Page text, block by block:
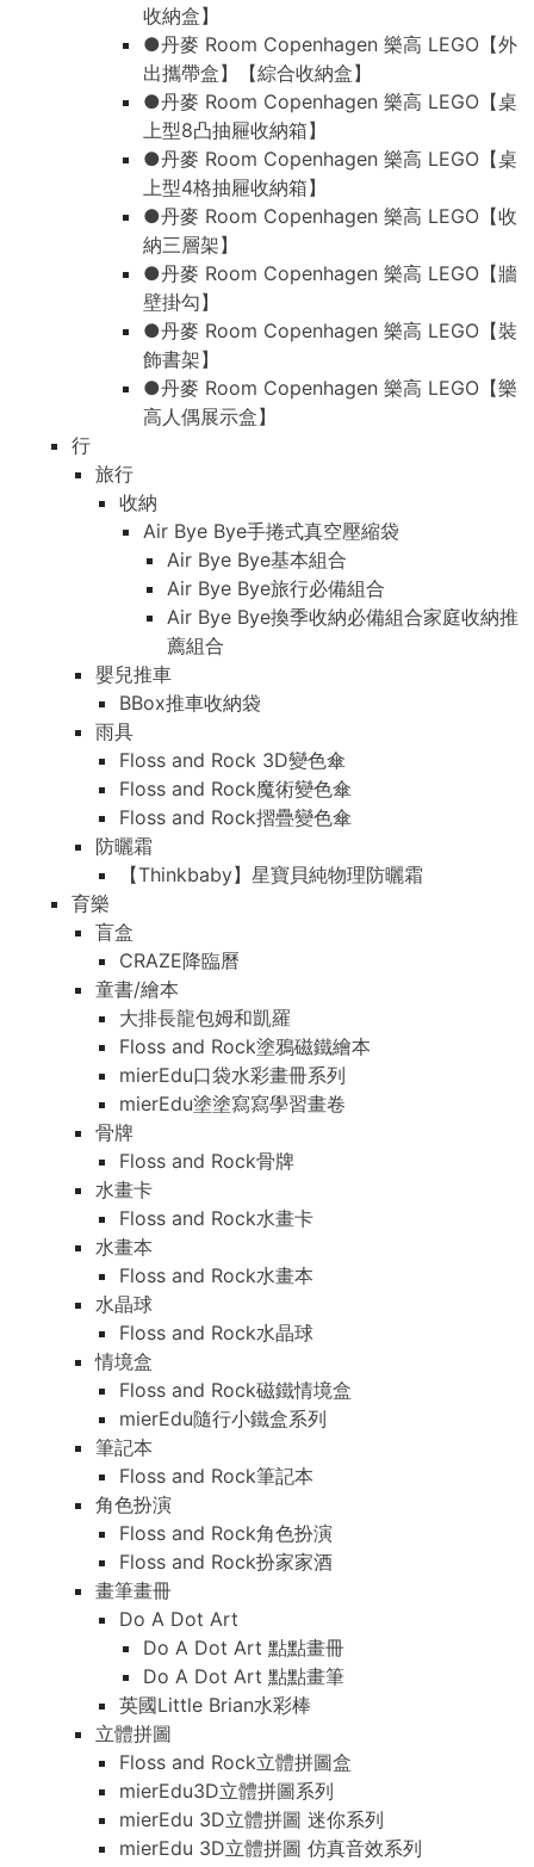
收納盒】
●丹麥 Room Copenhagen 樂高 LEGO【外
出攜帶盒】【綜合收納盒】
●丹麥 Room Copenhagen 樂高 LEGO【桌
上型8凸抽屜收納箱】
●丹麥 Room Copenhagen 樂高 LEGO【桌
上型4格抽屜收納箱】
●丹麥 Room Copenhagen 樂高 LEGO【收
納三層架】
●丹麥 Room Copenhagen 樂高 LEGO【牆
壁掛勾】
●丹麥 Room Copenhagen 樂高 LEGO【裝
飾書架】
●丹麥 Room Copenhagen 樂高 LEGO【樂
高人偶展示盒】
行
旅行
收納
Air Bye Bye手捲式真空壓縮袋
Air Bye Bye基本組合
Air Bye Bye旅行必備組合
Air Bye Bye換季收納必備組合家庭收納推
薦組合
嬰兒推車
BBox推車收納袋
雨具
Floss and Rock 3D變色傘
Floss and Rock魔術變色傘
Floss and Rock摺疊變色傘
防曬霜
【Thinkbaby】星寶貝純物理防曬霜
育樂
盲盒
CRAZE降臨曆
童書/繪本
大排長龍包姆和凱羅
Floss and Rock塗鴉磁鐵繪本
mierEdu口袋水彩畫冊系列
mierEdu塗塗寫寫學習畫卷
骨牌
Floss and Rock骨牌
水畫卡
Floss and Rock水畫卡
水畫本
Floss and Rock水畫本
水晶球
Floss and Rock水晶球
情境盒
Floss and Rock磁鐵情境盒
mierEdu隨行小鐵盒系列
筆記本
Floss and Rock筆記本
角色扮演
Floss and Rock角色扮演
Floss and Rock扮家家酒
畫筆畫冊
Do A Dot Art
Do A Dot Art 點點畫冊
Do A Dot Art 點點畫筆
英國Little Brian水彩棒
立體拼圖
Floss and Rock立體拼圖盒
mierEdu3D立體拼圖系列
mierEdu 3D立體拼圖 迷你系列
mierEdu 3D立體拼圖 仿真音效系列